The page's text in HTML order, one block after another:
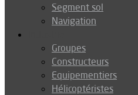
Segment sol
Navigation
Groupes
Constructeurs
Equipementiers
Hélicoptéristes